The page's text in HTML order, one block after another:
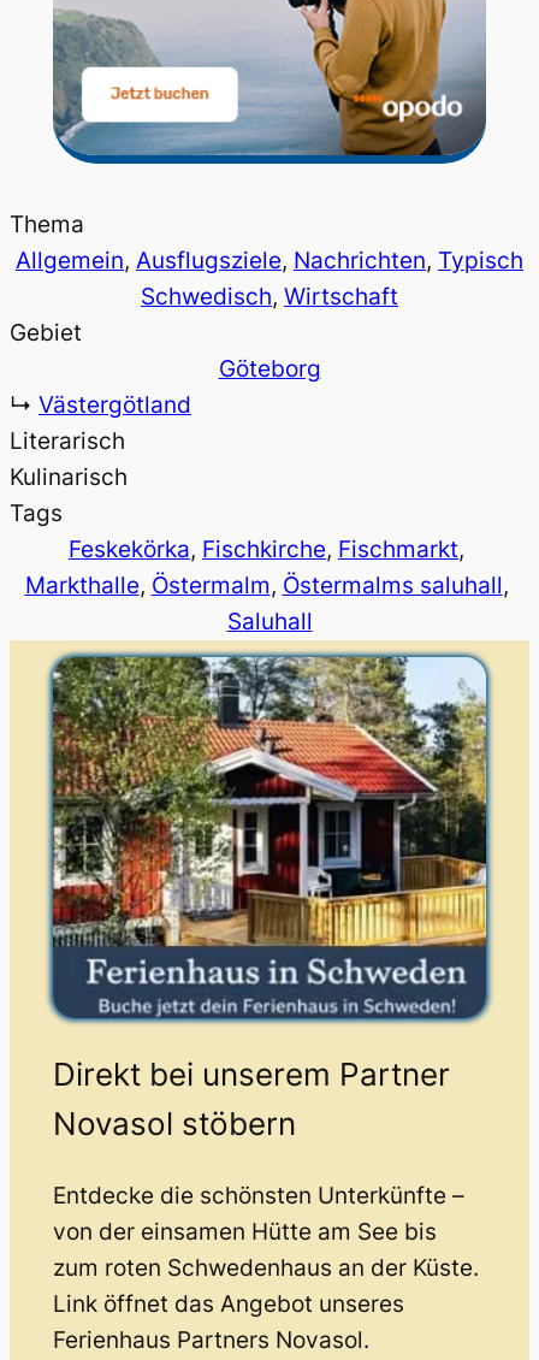
Thema
Allgemein, Ausflugsziele, Nachrichten, Typisch
Schwedisch, Wirtschaft
Gebiet
Göteborg
↳ Västergötland
Literarisch
Kulinarisch
Tags
Feskekörka, Fischkirche, Fischmarkt
Markthalle, Östermalm, Östermalms saluhall
Saluhall
Direkt bei unserem Partner
Novasol stöbern
Entdecke die schönsten Unterkünfte –
von der einsamen Hütte am See bis
zum roten Schwedenhaus an der Küste.
Link öffnet das Angebot unseres
Ferienhaus Partners Novasol.